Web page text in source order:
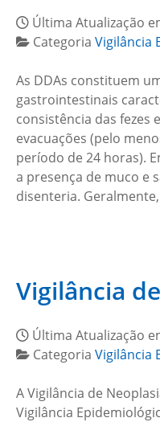
Última Atualização
Categoria Vigilância
As DDAs constituem
gastrointestinais
consistência das fezes
evacuações (pelo
período de 24 horas).
a presença de muco e
disenteria.
Vigilância
Última Atualização
Categoria Vigilância
A Vigilância de
Vigilância